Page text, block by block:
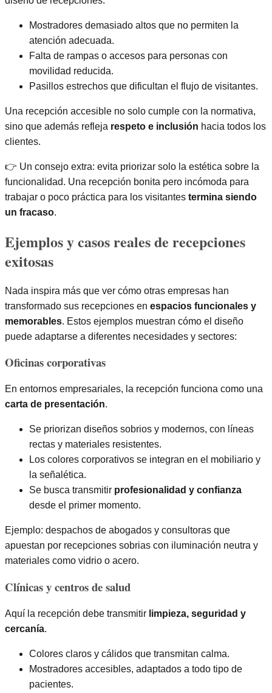
Mostradores demasiado altos que no permiten la
atención adecuada.
Falta de rampas o accesos para personas con
movilidad reducida.
Pasillos estrechos que dificultan el flujo de visitantes.
Una recepción accesible no solo cumple con la normativa,
sino que además refleja respeto e inclusión hacia todos los
clientes.
👉 Un consejo extra: evita priorizar solo la estética sobre la
funcionalidad. Una recepción bonita pero incómoda para
trabajar o poco práctica para los visitantes termina siendo
un fracaso.
Ejemplos y casos reales de recepciones
exitosas
Nada inspira más que ver cómo otras empresas han
transformado sus recepciones en espacios funcionales y
memorables. Estos ejemplos muestran cómo el diseño
puede adaptarse a diferentes necesidades y sectores:
Oficinas corporativas
En entornos empresariales, la recepción funciona como una
carta de presentación.
Se priorizan diseños sobrios y modernos, con líneas
rectas y materiales resistentes.
Los colores corporativos se integran en el mobiliario y
la señalética.
Se busca transmitir profesionalidad y confianza
desde el primer momento.
Ejemplo: despachos de abogados y consultoras que
apuestan por recepciones sobrias con iluminación neutra y
materiales como vidrio o acero.
Clínicas y centros de salud
Aquí la recepción debe transmitir limpieza, seguridad y
cercanía.
Colores claros y cálidos que transmitan calma.
Mostradores accesibles, adaptados a todo tipo de
pacientes.